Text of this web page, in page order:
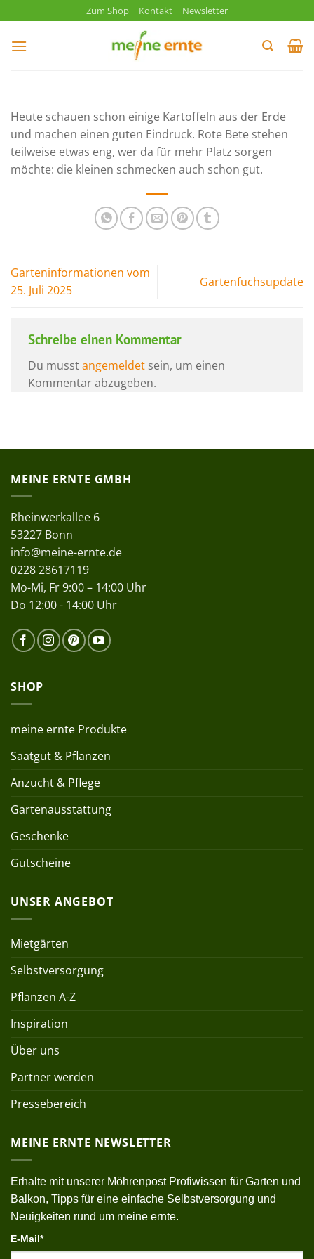
Inhalt
springen
Zum Shop Kontakt Newsletter
Heute schauen schon einige Kartoffeln aus der Erde
und machen einen guten Eindruck. Rote Bete stehen
teilweise etwas eng, wer da für mehr Platz sorgen
möchte: die kleinen schmecken auch schon gut.
Garteninformationen vom
25. Juli 2025
Gartenfuchsupdate
Schreibe einen Kommentar
Du musstangemeldet sein, um einen
Kommentar abzugeben.
MEINE ERNTE GMBH
Rheinwerkallee 6
53227 Bonn
info@meine-ernte.de
0228 28617119
Mo-Mi, Fr 9:00 – 14:00 Uhr
Do 12:00 - 14:00 Uhr
SHOP
meine ernte Produkte
Saatgut & Pflanzen
Anzucht & Pflege
Gartenausstattung
Geschenke
Gutscheine
UNSER ANGEBOT
Mietgärten
Selbstversorgung
Pflanzen A-Z
Inspiration
Über uns
Partner werden
Pressebereich
MEINE ERNTE NEWSLETTER
Erhalte mit unserer Möhrenpost Profiwissen für Garten und
Balkon, Tipps für eine einfache Selbstversorgung und
Neuigkeiten rund um meine ernte.
E-Mail*